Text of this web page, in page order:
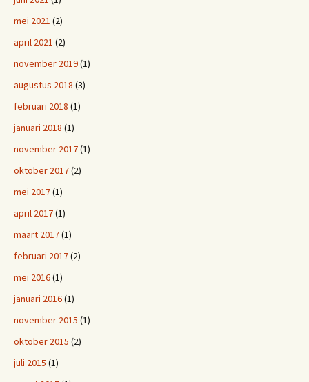
mei 2021 (2)
april 2021 (2)
november 2019(1)
augustus 2018 (3)
februari 2018 (1)
januari 2018 (1)
november 2017(1)
oktober 2017(2)
mei 2017(1)
april 2017(1)
maart 2017(1)
februari 2017(2)
mei 2016(1)
januari 2016(1)
november 2015 (1)
oktober 2015 (2)
juli 2015 (1)